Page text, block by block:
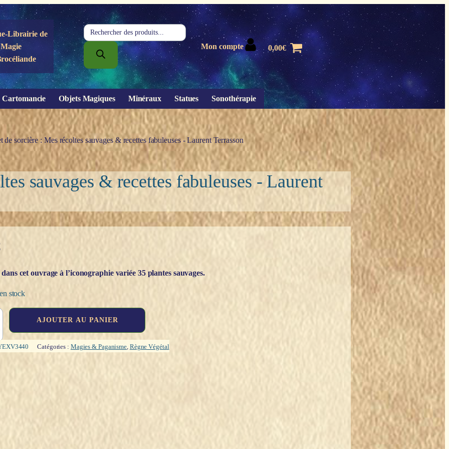
Librairie de
Magie
Recherche
de
produits
Mon compte 0,00€
Cartomancie Objets Magiques Minéraux Statues Sonothérapie
de sorcière : Mes récoltes sauvages & recettes fabuleuses - Laurent Terrasson
sauvages & recettes fabuleuses - Laurent
cet ouvrage à l’iconographie variée 35 plantes sauvages.
stock
AJOUTER AU PANIER
Catégories : Magies & Paganisme, Règne Végétal